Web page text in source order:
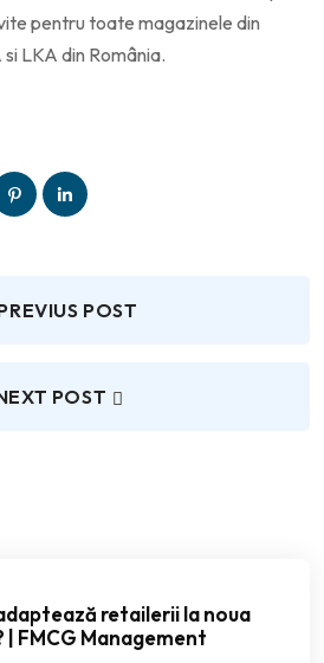
pentru toate magazinele din
LKA din România.
POST
POST
retailerii la noua
FMCG Management